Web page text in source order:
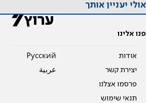
אולי יעניין אותך
פנו אלינו
אודות
יצירת קשר
פרסמו אצלנו
תנאי שימוש
Pусский
عربية